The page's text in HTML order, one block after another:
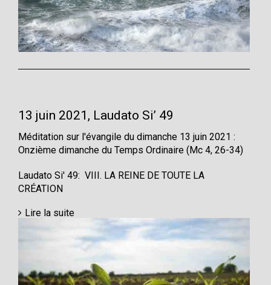
13 juin 2021, Laudato Si’ 49
Méditation sur l'évangile du dimanche 13 juin 2021 :
Onzième dimanche du Temps Ordinaire (Mc 4, 26-34)
Laudato Si' 49: VIII. LA REINE DE TOUTE LA
CRÉATION
Lire la suite